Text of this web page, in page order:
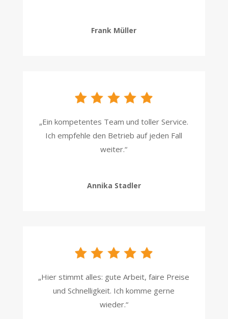
Frank Müller
„Ein kompetentes Team und toller Service.
Ich empfehle den Betrieb auf jeden Fall
weiter.“
Annika Stadler
„Hier stimmt alles: gute Arbeit, faire Preise
und Schnelligkeit. Ich komme gerne
wieder.“